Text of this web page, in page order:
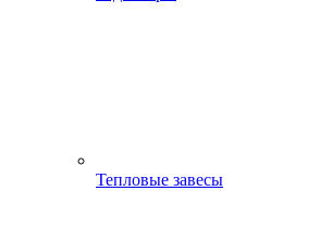
Тепловые завесы